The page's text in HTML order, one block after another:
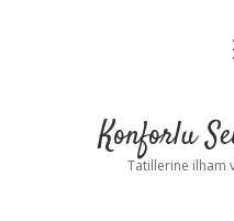
Konforlu
Tatillerine ilham